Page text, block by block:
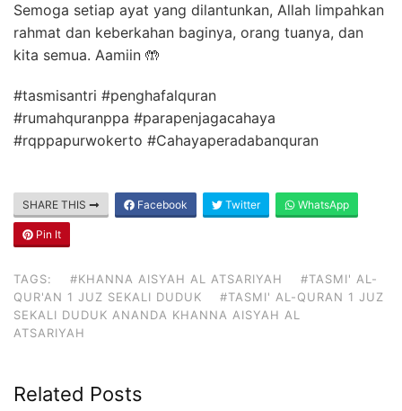
Semoga setiap ayat yang dilantunkan, Allah limpahkan
rahmat dan keberkahan baginya, orang tuanya, dan
kita semua. Aamiin 🤲
#tasmisantri #penghafalquran
#rumahquranppa #parapenjagacahaya
#rqppapurwokerto #Cahayaperadabanquran
SHARE THIS Facebook Twitter WhatsApp
Pin It
TAGS: #KHANNA AISYAH AL ATSARIYAH
#TASMI' AL-
QUR'AN 1 JUZ SEKALI DUDUK
#TASMI' AL-QURAN 1 JUZ
SEKALI DUDUK ANANDA KHANNA AISYAH AL
ATSARIYAH
Related Posts